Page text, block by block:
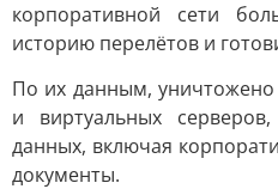
корпоративной сети
историю перелётов и
По их данным, уничтожено
и виртуальных
данных, включая
документы.